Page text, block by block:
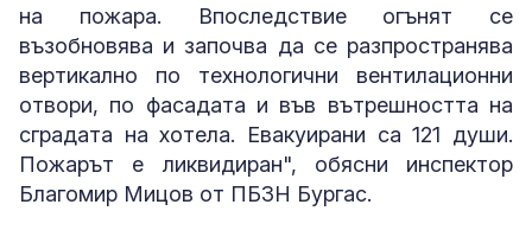
на пожара. Впоследствие огънят се
възобновява и започва да се разпространява
вертикално по технологични вентилационни
отвори, по фасадата и във вътрешността на
сградата на хотела. Евакуирани са 121 души.
Пожарът е ликвидиран", обясни инспектор
Благомир Мицов от ПБЗН Бургас.